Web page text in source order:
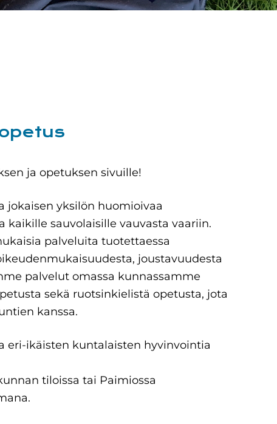
ja opetuksen sivuille!
jokaisen yksilön huomioivaa
kaikille sauvolaisille vauvasta vaariin.
palveluita tuotettaessa
joustavuudesta
palvelut omassa kunnassamme
sekä ruotsinkielistä opetusta, jota
kanssa.
eri-ikäisten kuntalaisten hyvinvointia
tiloissa tai Paimiossa